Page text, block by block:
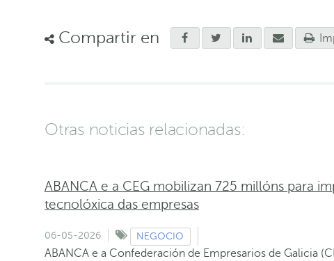
Compartir en
Otras noticias relacionadas:
ABANCA e a CEG mobilizan 725 millóns para
tecnolóxica das empresas
06-05-2026 NEGOCIO
ABANCA e a Confederación de Empresarios de Galicia